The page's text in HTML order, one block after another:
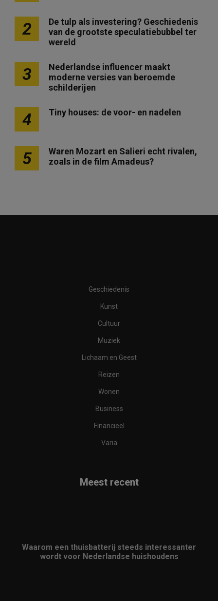
2
De tulp als investering? Geschiedenis
van de grootste speculatiebubbel ter
wereld
3
Nederlandse influencer maakt
moderne versies van beroemde
schilderijen
4 Tiny houses: de voor- en nadelen
5
Waren Mozart en Salieri echt rivalen,
zoals in de film Amadeus?
Geschiedenis
Kunst
Cultuur
Muziek
Lichaam en Geest
Reizen
Wonen
Business
Financieel
Varia
Meest recent
Waarom een thuisbatterij steeds interessanter
wordt voor Nederlandse huishoudens